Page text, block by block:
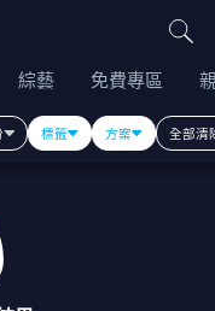
綜藝 免費專區
標籤 方案 全部清